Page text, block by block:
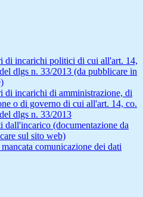
di incarichi politici di cui all'art. 14,
dlgs n. 33/2013 (da pubblicare in
di incarichi di amministrazione, di
o di governo di cui all'art. 14, co.
dlgs n. 33/2013
dall'incarico (documentazione da
sul sito web)
comunicazione dei dati